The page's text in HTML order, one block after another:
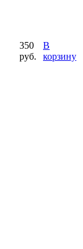
350
руб.
В
корзину